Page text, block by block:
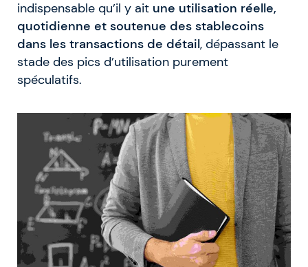
indispensable qu’il y ait une utilisation réelle,
quotidienne et soutenue des stablecoins
dans les transactions de détail, dépassant le
stade des pics d’utilisation purement
spéculatifs.